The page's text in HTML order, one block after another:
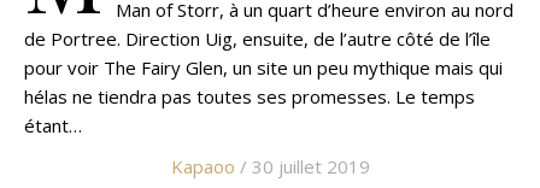
Man of Storr, à un quart d’heure environ au nord
de Portree. Direction Uig, ensuite, de l’autre côté de l’île
pour voir The Fairy Glen, un site un peu mythique mais qui
hélas ne tiendra pas toutes ses promesses. Le temps
étant…
Kapaoo / 30 juillet 2019